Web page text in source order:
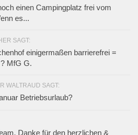
einen Campingplatz frei vom
es...
SAGT:
einigermaßen barrierefrei =
MfG G.
WALTRAUD SAGT:
Betriebsurlaub?
Danke für den herzlichen &